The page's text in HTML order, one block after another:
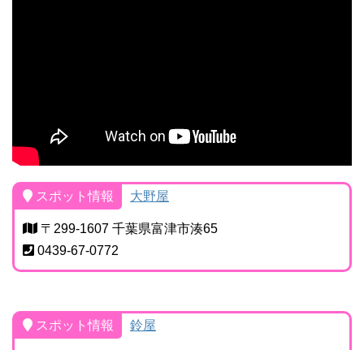
スポット情報 大野屋
〒299-1607 千葉県富津市湊65
0439-67-0772
スポット情報 鈴屋